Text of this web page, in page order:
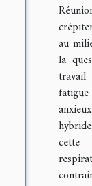
au
la
cette